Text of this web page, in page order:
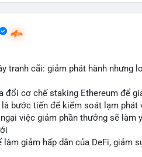
tranh cãi: giảm phát hành nhưng
đổi cơ chế staking Ethereum để
bước tiến để kiểm soát lạm phát
việc giảm phần thưởng sẽ làm
làm giảm hấp dẫn của DeFi, giảm